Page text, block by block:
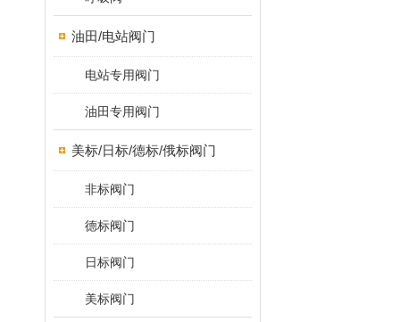
油田/电站阀门
电站专用阀门
油田专用阀门
美标/日标/德标/俄标阀门
非标阀门
德标阀门
日标阀门
美标阀门